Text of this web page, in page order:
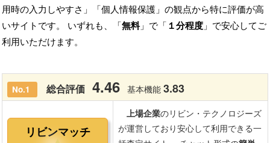
用時の入力しやすさ」「個人情報保護」の観点から特に評価が高
いサイトです。 いずれも、「無料」で「 １分程度 」で安心してご
利用いただけます。